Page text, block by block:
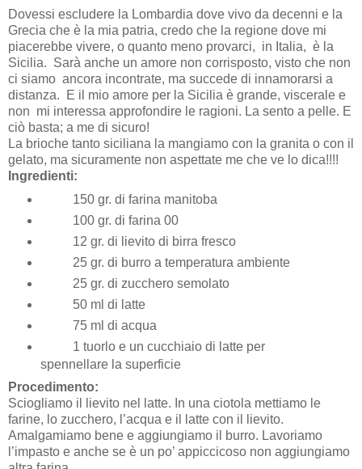
Dovessi escludere la Lombardia dove vivo da decenni e la
Grecia che è la mia patria, credo che la regione dove mi
piacerebbe vivere, o quanto meno provarci, in Italia, è la
Sicilia. Sarà anche un amore non corrisposto, visto che non
ci siamo ancora incontrate, ma succede di innamorarsi a
distanza.
E il mio amore per la Sicilia è grande, viscerale e
non mi interessa approfondire le ragioni. La sento a pelle. E
ciò basta; a me di sicuro!
La brioche tanto siciliana la mangiamo con la granita o con il
gelato, ma sicuramente non aspettate me che ve lo dica!!!!
Ingredienti:
150 gr. di farina manitoba
100 gr. di farina 00
12 gr. di lievito di birra fresco
25 gr. di burro a temperatura ambiente
25 gr. di zucchero semolato
50 ml di latte
75 ml di acqua
1 tuorlo e un cucchiaio di latte per
spennellare la superficie
Procedimento:
Sciogliamo il lievito nel latte. In una ciotola mettiamo le
farine, lo zucchero, l’acqua e il latte con il lievito.
Amalgamiamo bene e aggiungiamo il burro. Lavoriamo
l’impasto e anche se è un po’ appiccicoso non aggiungiamo